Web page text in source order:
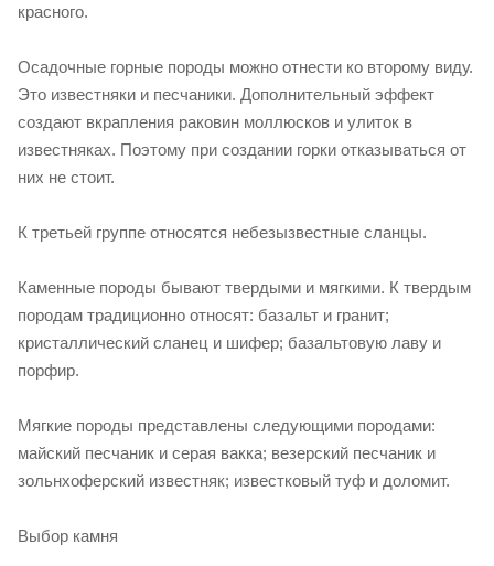
красного.
Осадочные горные породы можно отнести ко второму виду.
Это известняки и песчаники. Дополнительный эффект
создают вкрапления раковин моллюсков и улиток в
известняках. Поэтому при создании горки отказываться от
них не стоит.
К третьей группе относятся небезызвестные сланцы.
Каменные породы бывают твердыми и мягкими. К твердым
породам традиционно относят: базальт и гранит;
кристаллический сланец и шифер; базальтовую лаву и
порфир.
Мягкие породы представлены следующими породами:
майский песчаник и серая вакка; везерский песчаник и
зольнхоферский известняк; известковый туф и доломит.
Выбор камня